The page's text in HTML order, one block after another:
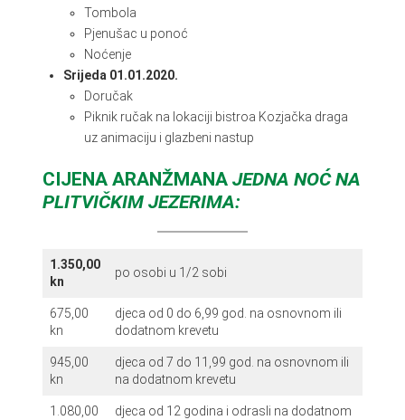
Tombola
Pjenušac u ponoć
Noćenje
Srijeda 01.01.2020.
Doručak
Piknik ručak na lokaciji bistroa Kozjačka draga
uz animaciju i glazbeni nastup
CIJENA ARANŽMANA JEDNA NOĆ NA
PLITVIČKIM JEZERIMA:
1.350,00
kn
po osobi u 1/2 sobi
675,00
kn
djeca od 0 do 6,99 god. na osnovnom ili
dodatnom krevetu
945,00
kn
djeca od 7 do 11,99 god. na osnovnom ili
na dodatnom krevetu
1.080,00
djeca od 12 godina i odrasli na dodatnom